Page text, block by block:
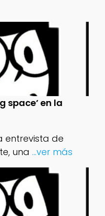
space’ en la
entrevista de
una ...ver más